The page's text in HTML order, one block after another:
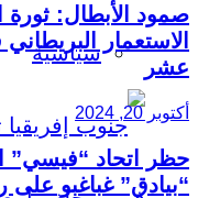
سياسية
صمود الأبطال: ثورة
الاستعمار
عشر
أكتوبر 20, 2024
حظر اتحاد “فيسي”
“بيادق” غباغبو